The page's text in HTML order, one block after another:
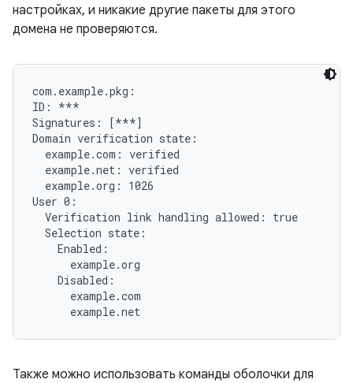
настройках, и никакие другие пакеты для этого
домена не проверяются.
com.example.pkg:
ID: ***
Signatures: [***]
Domain verification state:
  example.com: verified
  example.net: verified
  example.org: 1026
User 0:
  Verification link handling allowed: true
  Selection state:
    Enabled:
      example.org
    Disabled:
      example.com
Также можно использовать команды оболочки для